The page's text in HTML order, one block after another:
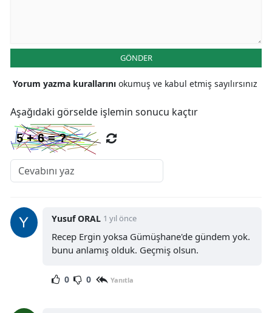
Sinop
Van
GÖNDER
Yorum yazma kurallarını okumuş ve kabul etmiş sayılırsınız
Aşağıdaki görselde işlemin sonucu kaçtır
Yusuf ORAL 1 yıl önce
Recep Ergin yoksa Gümüşhane'de gündem yok.
bunu anlamış olduk. Geçmiş olsun.
0 0 Yanıtla